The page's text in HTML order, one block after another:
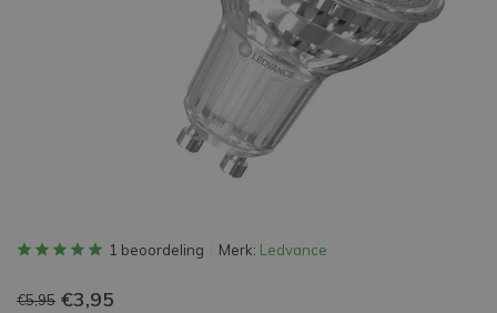
1 beoordeling Merk: Ledvance
€5,95 €3,95